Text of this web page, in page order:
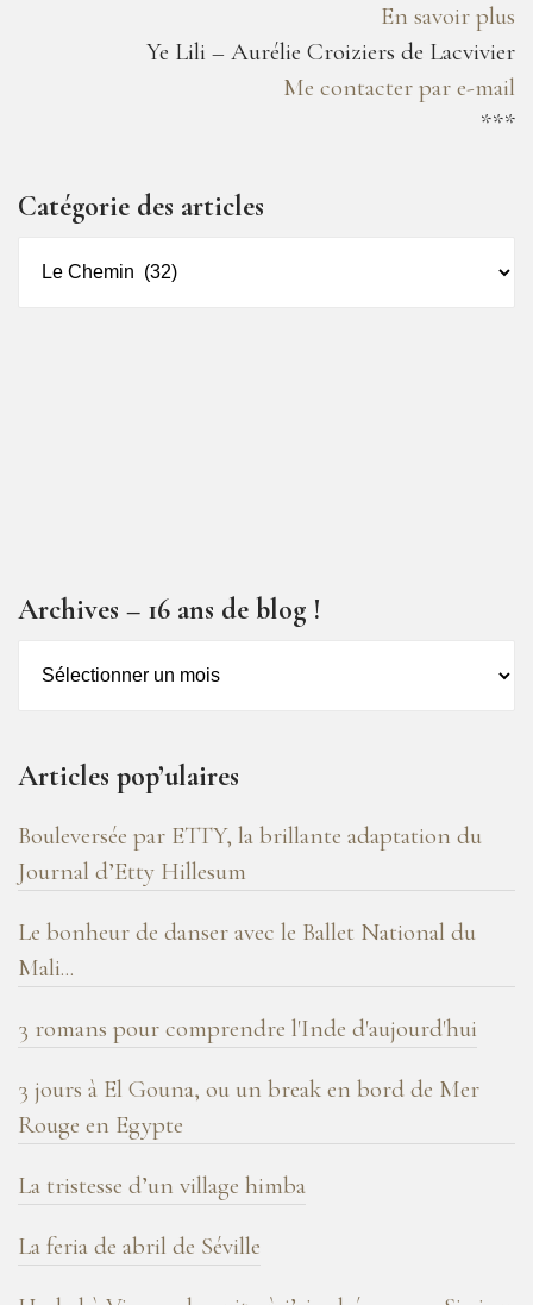
En savoir plus
Ye Lili – Aurélie Croiziers de Lacvivier
Me contacter par e-mail
***
Catégorie des articles
des
Archives – 16 ans de blog !
de
blog
Articles pop’ulaires
Bouleversée par ETTY, la brillante adaptation du
Journal d’Etty Hillesum
Le bonheur de danser avec le Ballet National du
Mali...
3 romans pour comprendre l'Inde d'aujourd'hui
3 jours à El Gouna, ou un break en bord de Mer
Rouge en Egypte
La tristesse d’un village himba
La feria de abril de Séville